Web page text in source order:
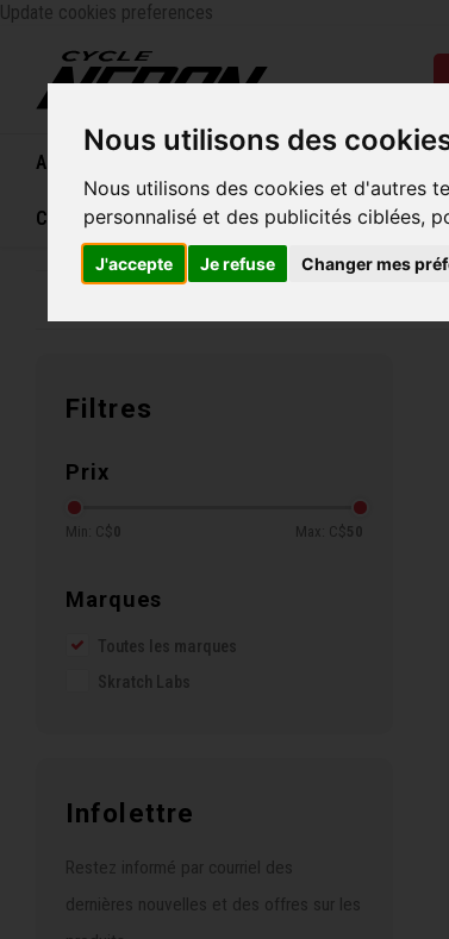
Nous utilisons des
Nous utilisons des cookies et d'autres
personnalisé et des publicités ciblées,
J'accepte Je refuse Changer mes
Update cookies preferences
Accueil
Carte cadeau
Filtres
Prix
Min: C$ 0 Max: C$ 50
Marques
Toutes les marques
Skratch Labs
Infolettre
Restez informé par courriel des
dernières nouvelles et des offres sur les